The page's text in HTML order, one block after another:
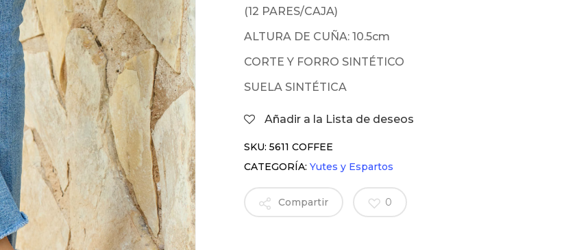
(12 PARES/CAJA)
ALTURA DE CUÑA: 10.5cm
CORTE Y FORRO SINTÉTICO
SUELA SINTÉTICA
Añadir a la Lista de deseos
SKU:5611 COFFEE
CATEGORÍA:Yutes y Espartos
Compartir 0